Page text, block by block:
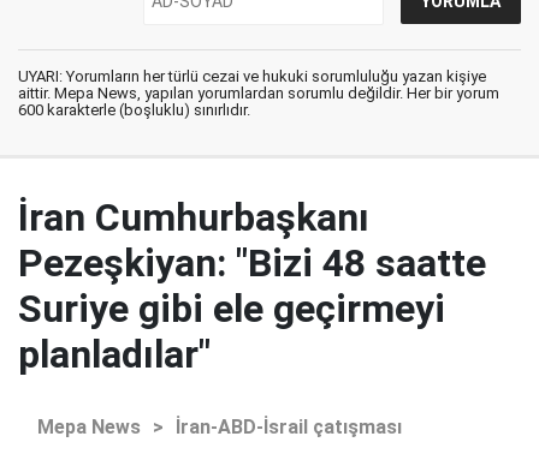
UYARI: Yorumların her türlü cezai ve hukuki sorumluluğu yazan kişiye
aittir. Mepa News, yapılan yorumlardan sorumlu değildir. Her bir yorum
600 karakterle (boşluklu) sınırlıdır.
İran Cumhurbaşkanı
Pezeşkiyan: "Bizi 48 saatte
Suriye gibi ele geçirmeyi
planladılar"
Mepa News > İran-ABD-İsrail çatışması